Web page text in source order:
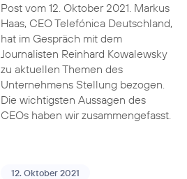
Post vom 12. Oktober 2021. Markus
Haas, CEO Telefónica Deutschland,
hat im Gespräch mit dem
Journalisten Reinhard Kowalewsky
zu aktuellen Themen des
Unternehmens Stellung bezogen.
Die wichtigsten Aussagen des
CEOs haben wir zusammengefasst.
12. Oktober 2021